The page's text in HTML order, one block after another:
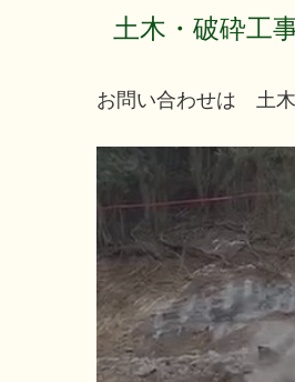
土木・破砕工
お問い合わせは 土